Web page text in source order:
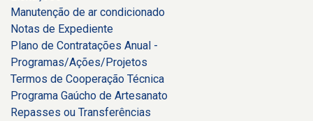
Manutenção de ar condicionado
Notas de Expediente
Plano de Contratações Anual -
Programas/Ações/Projetos
Termos de Cooperação Técnica
Programa Gaúcho de Artesanato
Repasses ou Transferências